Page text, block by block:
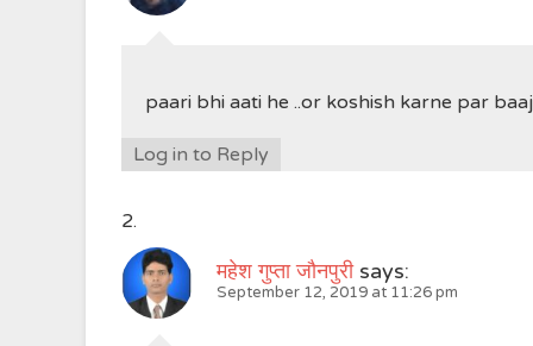
paari bhi aati he ..or koshish karne par
Log in to Reply
महेश गुप्ता जौनपुरी says:
September 12, 2019 at 11:26 pm